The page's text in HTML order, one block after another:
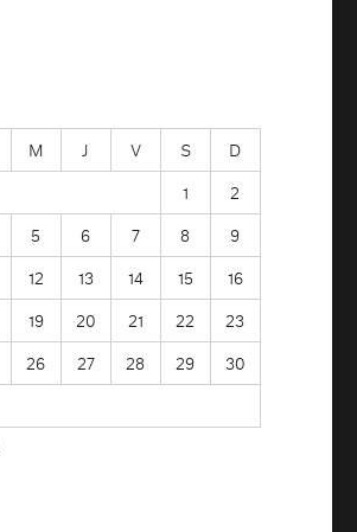
M J V S
D
1
2
5 6 7 8
9
12 13 14 15
16
19 20 21 22
23
26 27 28 29
30